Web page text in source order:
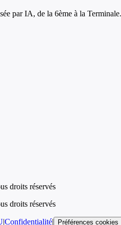
par IA, de la 6ème à la Terminale.
droits réservés
droits réservés
|Confidentialité| Préférences cookies